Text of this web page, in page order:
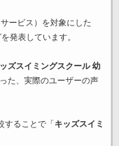
ービス）を対象にした
発表しています。
ズスイミングスクール 幼
た、実際のユーザーの声
することで「 キッズスイミ